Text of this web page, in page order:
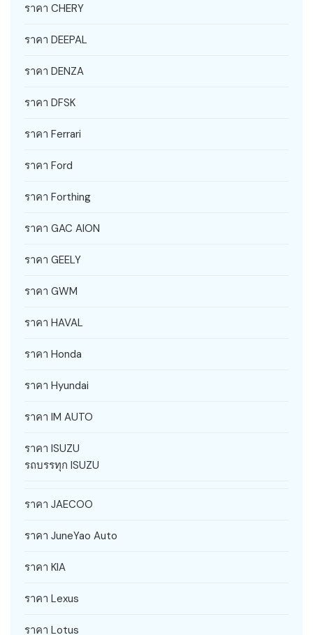
ราคา CHERY
ราคา DEEPAL
ราคา DENZA
ราคา DFSK
ราคา Ferrari
ราคา Ford
ราคา Forthing
ราคา GAC AION
ราคา GEELY
ราคา GWM
ราคา HAVAL
ราคา Honda
ราคา Hyundai
ราคา IM AUTO
ราคา ISUZU
รถบรรทุก ISUZU
ราคา JAECOO
ราคา JuneYao Auto
ราคา KIA
ราคา Lexus
ราคา Lotus